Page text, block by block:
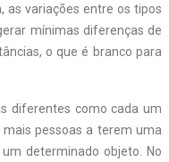
as variações entre os tipos
mínimas diferenças de
o que é branco para
diferentes como cada um
pessoas a terem uma
determinado objeto. No